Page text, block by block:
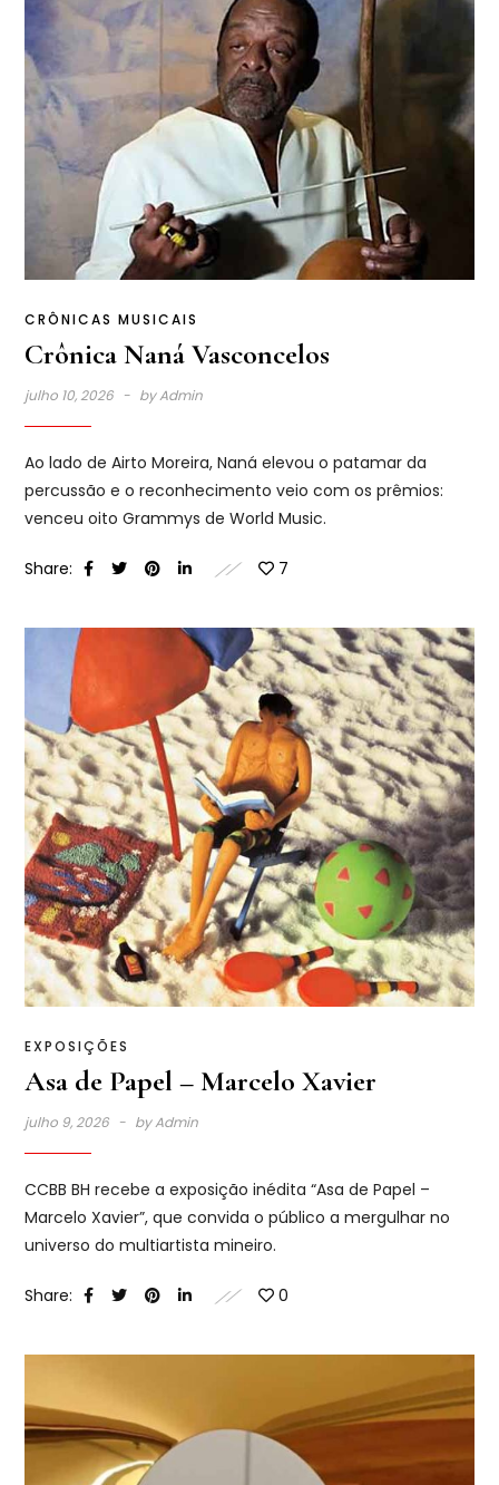
CRÔNICAS MUSICAIS
Crônica Naná Vasconcelos
julho 10, 2026 byAdmin
Ao lado de Airto Moreira, Naná elevou o patamar da
percussão e o reconhecimento veio com os prêmios:
venceu oito Grammys de World Music.
Share: 7
EXPOSIÇÕES
Asa de Papel – Marcelo Xavier
julho 9, 2026 byAdmin
CCBB BH recebe a exposição inédita “Asa de Papel –
Marcelo Xavier”, que convida o público a mergulhar no
universo do multiartista mineiro.
Share: 0